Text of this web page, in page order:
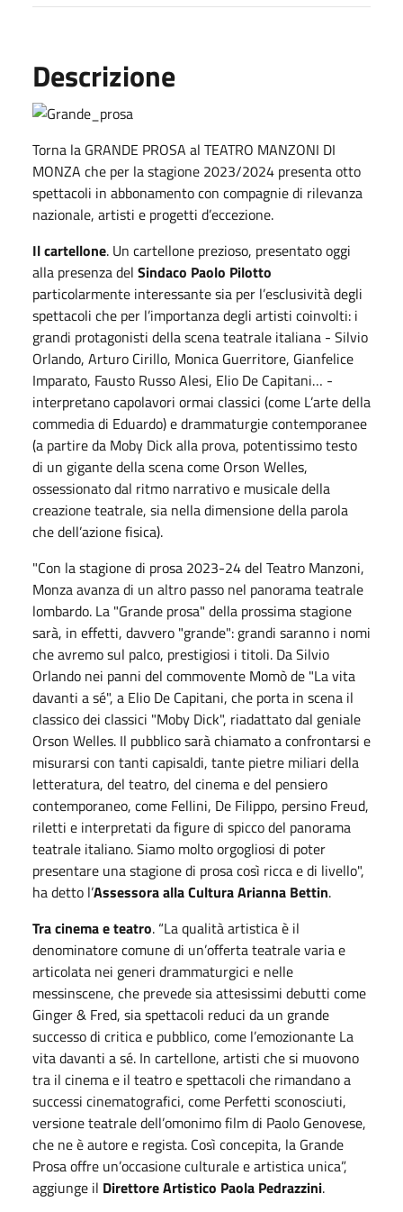
Descrizione
Torna la GRANDE PROSA al TEATRO MANZONI DI
MONZA che per la stagione 2023/2024 presenta otto
spettacoli in abbonamento con compagnie di rilevanza
nazionale, artisti e progetti d’eccezione.
Il cartellone. Un cartellone prezioso, presentato oggi
alla presenza del Sindaco Paolo Pilotto
particolarmente interessante sia per l’esclusività degli
spettacoli che per l’importanza degli artisti coinvolti: i
grandi protagonisti della scena teatrale italiana - Silvio
Orlando, Arturo Cirillo, Monica Guerritore, Gianfelice
Imparato, Fausto Russo Alesi, Elio De Capitani… -
interpretano capolavori ormai classici (come L’arte della
commedia di Eduardo) e drammaturgie contemporanee
(a partire da Moby Dick alla prova, potentissimo testo
di un gigante della scena come Orson Welles,
ossessionato dal ritmo narrativo e musicale della
creazione teatrale, sia nella dimensione della parola
che dell’azione fisica).
"Con la stagione di prosa 2023-24 del Teatro Manzoni,
Monza avanza di un altro passo nel panorama teatrale
lombardo. La "Grande prosa" della prossima stagione
sarà, in effetti, davvero "grande": grandi saranno i nomi
che avremo sul palco, prestigiosi i titoli. Da Silvio
Orlando nei panni del commovente Momò de "La vita
davanti a sé", a Elio De Capitani, che porta in scena il
classico dei classici "Moby Dick", riadattato dal geniale
Orson Welles. Il pubblico sarà chiamato a confrontarsi e
misurarsi con tanti capisaldi, tante pietre miliari della
letteratura, del teatro, del cinema e del pensiero
contemporaneo, come Fellini, De Filippo, persino Freud,
riletti e interpretati da figure di spicco del panorama
teatrale italiano. Siamo molto orgogliosi di poter
presentare una stagione di prosa così ricca e di livello",
ha detto l’Assessora alla Cultura Arianna Bettin.
Tra cinema e teatro. “La qualità artistica è il
denominatore comune di un’offerta teatrale varia e
articolata nei generi drammaturgici e nelle
messinscene, che prevede sia attesissimi debutti come
Ginger & Fred, sia spettacoli reduci da un grande
successo di critica e pubblico, come l’emozionante La
vita davanti a sé. In cartellone, artisti che si muovono
tra il cinema e il teatro e spettacoli che rimandano a
successi cinematografici, come Perfetti sconosciuti,
versione teatrale dell’omonimo film di Paolo Genovese,
che ne è autore e regista. Così concepita, la Grande
Prosa offre un’occasione culturale e artistica unica”,
aggiunge il Direttore Artistico Paola Pedrazzini.